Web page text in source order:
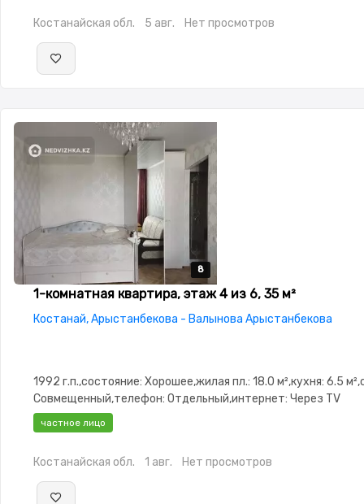
Костанайская обл. 5 авг. Нет просмотров
8
8
8
8
8
1-комнатная квартира, этаж 4 из 6, 35 м²
Костанай, Арыстанбекова - Валынова Арыстанбекова
1992 г.п.,состояние: Хорошее,жилая пл.: 18.0 м²,кухня: 6.5
Совмещенный,телефон: Отдельный,интернет: Через TV
кабель,Полностью меблирована,Полностью
Паркинг,Домофон,Неугловая,Встроенная кухня,Новая
частное лицо
Костанайская обл. 1 авг. Нет просмотров